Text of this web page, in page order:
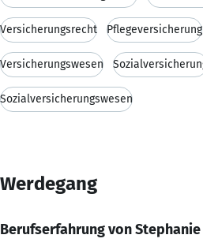
Versicherungsrecht Pflegeversicherung
Versicherungswesen
Sozialversicherungswesen
Werdegang
Berufserfahrung von